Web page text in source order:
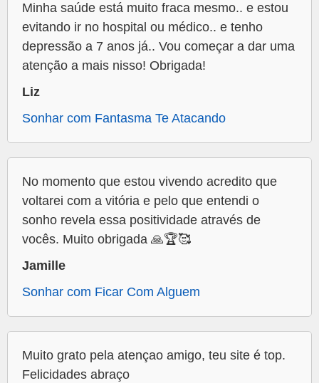
Minha saúde está muito fraca mesmo.. e estou
evitando ir no hospital ou médico.. e tenho
depressão a 7 anos já.. Vou começar a dar uma
atenção a mais nisso! Obrigada!
Liz
Sonhar com Fantasma Te Atacando
No momento que estou vivendo acredito que
voltarei com a vitória e pelo que entendi o
sonho revela essa positividade através de
vocês. Muito obrigada 🙏🏆🥰
Jamille
Sonhar com Ficar Com Alguem
Muito grato pela atençao amigo, teu site é top.
Felicidades abraço